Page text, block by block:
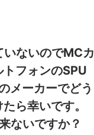
ないのでMCカ
フォンのSPU
メーカーでどう
ら幸いです。
ないですか？